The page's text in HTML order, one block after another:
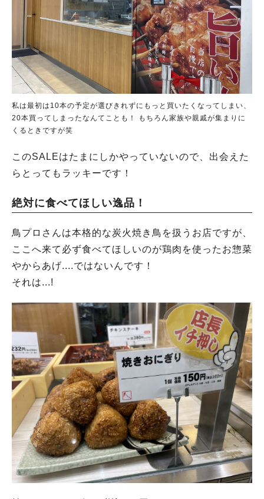
私は最初は10本の予定が選びきれずにもっと買いたくなってしまい、
20本買ってしまったなんてことも！ もちろん家族や親戚が集まりに
くるときですが笑
このSALEはたまにしかやっていないので、出会えた
らとってもラッキーです！
絶対に食べてほしい逸品！
鳥プロさんは本格的な炭火焼き鳥を扱うお店ですが、
ここへ来て必ず食べてほしいのが鶏肉を使ったお惣菜
やからあげ....ではないんです！
それは...!